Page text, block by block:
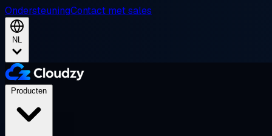
OndersteuningContact met sales
NL